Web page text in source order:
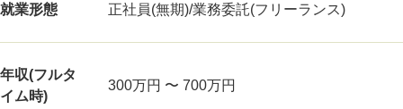
就業形態 正社員(無期)/業務委託(フリーランス)
年収(フルタ
イム時)
300万円 〜 700万円